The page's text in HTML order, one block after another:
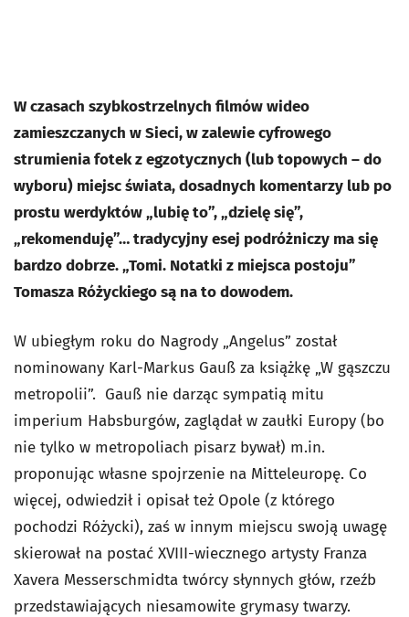
W czasach szybkostrzelnych filmów wideo
zamieszczanych w Sieci, w zalewie cyfrowego
strumienia fotek z egzotycznych (lub topowych – do
wyboru) miejsc świata, dosadnych komentarzy lub po
prostu werdyktów „lubię to”, „dzielę się”,
„rekomenduję”… tradycyjny esej podróżniczy ma się
bardzo dobrze. „Tomi. Notatki z miejsca postoju”
Tomasza Różyckiego są na to dowodem.
W ubiegłym roku do Nagrody „Angelus” został
nominowany Karl-Markus Gauß za książkę „W gąszczu
metropolii”. Gauß nie darząc sympatią mitu
imperium Habsburgów, zaglądał w zaułki Europy (bo
nie tylko w metropoliach pisarz bywał) m.in.
proponując własne spojrzenie na Mitteleuropę. Co
więcej, odwiedził i opisał też Opole (z którego
pochodzi Różycki), zaś w innym miejscu swoją uwagę
skierował na postać XVIII-wiecznego artysty Franza
Xavera Messerschmidta twórcy słynnych głów, rzeźb
przedstawiających niesamowite grymasy twarzy.